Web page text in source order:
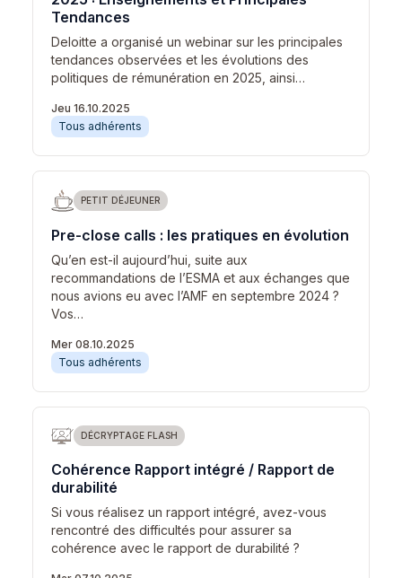
Tendances
Deloitte a organisé un webinar sur les principales
tendances observées et les évolutions des
politiques de rémunération en 2025, ainsi…
Jeu 16.10.2025
Tous adhérents
PETIT DÉJEUNER
Pre-close calls : les pratiques en évolution
Qu’en est-il aujourd’hui, suite aux
recommandations de l’ESMA et aux échanges que
nous avions eu avec l’AMF en septembre 2024 ?
Vos…
Mer 08.10.2025
Tous adhérents
DÉCRYPTAGE FLASH
Cohérence Rapport intégré / Rapport de
durabilité
Si vous réalisez un rapport intégré, avez-vous
rencontré des difficultés pour assurer sa
cohérence avec le rapport de durabilité ?